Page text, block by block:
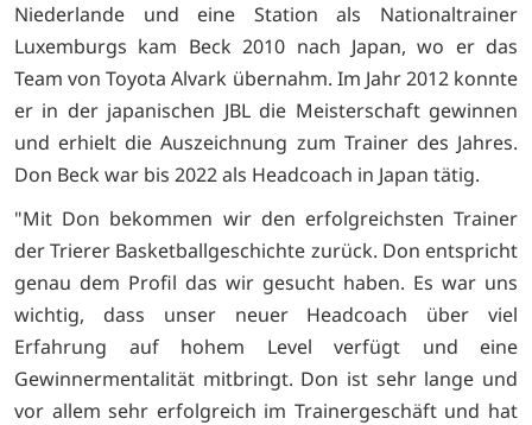
Niederlande und eine Station als Nationaltrainer
Luxemburgs kam Beck 2010 nach Japan, wo er das
Team von Toyota Alvark übernahm. Im Jahr 2012 konnte
er in der japanischen JBL die Meisterschaft gewinnen
und erhielt die Auszeichnung zum Trainer des Jahres.
Don Beck war bis 2022 als Headcoach in Japan tätig.
"Mit Don bekommen wir den erfolgreichsten Trainer
der Trierer Basketballgeschichte zurück. Don entspricht
genau dem Profil das wir gesucht haben. Es war uns
wichtig, dass unser neuer Headcoach über viel
Erfahrung auf hohem Level verfügt und eine
Gewinnermentalität mitbringt. Don ist sehr lange und
vor allem sehr erfolgreich im Trainergeschäft und hat